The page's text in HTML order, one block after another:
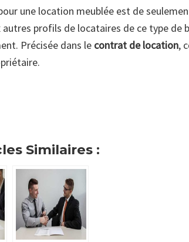
une location meublée est de
profils de locataires de ce type de
Précisée dans le contrat de location,
Similaires :